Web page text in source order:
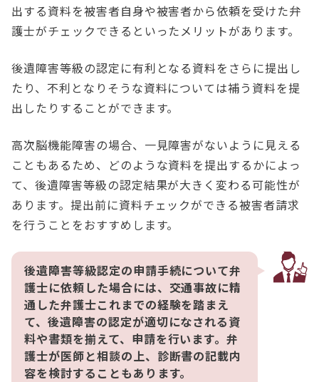
出する資料を被害者自身や被害者から依頼を受けた弁
護士がチェックできるといったメリットがあります。
後遺障害等級の認定に有利となる資料をさらに提出し
たり、不利となりそうな資料については補う資料を提
出したりすることができます。
高次脳機能障害の場合、一見障害がないように見える
こともあるため、どのような資料を提出するかによっ
て、後遺障害等級の認定結果が大きく変わる可能性が
あります。提出前に資料チェックができる被害者請求
を行うことをおすすめします。
後遺障害等級認定の申請手続について弁
護士に依頼した場合には、交通事故に精
通した弁護士これまでの経験を踏まえ
て、後遺障害の認定が適切になされる資
料や書類を揃えて、申請を行います。弁
護士が医師と相談の上、診断書の記載内
容を検討することもあります。